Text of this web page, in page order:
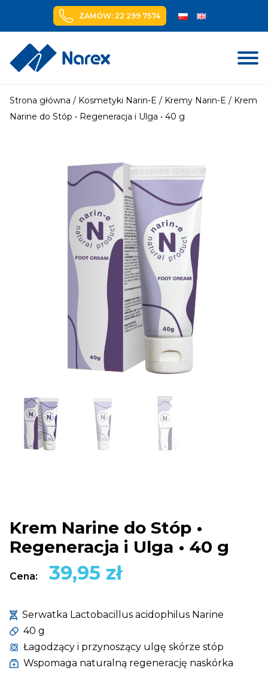
content
ZAMÓW: 22 299 7574
Strona główna / Kosmetyki Narin-E / Kremy Narin-E / Krem
Narine do Stóp • Regeneracja i Ulga • 40 g
Krem Narine do Stóp •
Regeneracja i Ulga • 40 g
Cena: 39,95 zł
Serwatka Lactobacillus acidophilus Narine
40 g
Łagodzący i przynoszący ulgę skórze stóp
Wspomaga naturalną regenerację naskórka